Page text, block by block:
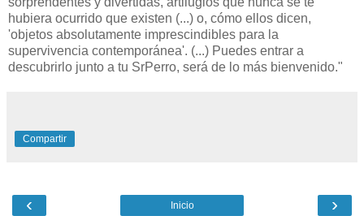
hubiera ocurrido que existen (...) o, cómo ellos dicen,
'objetos absolutamente imprescindibles para la
supervivencia contemporánea'. (...) Puedes entrar a
descubrirlo junto a tu SrPerro, será de lo más bienvenido."
Compartir
‹ ›
Inicio